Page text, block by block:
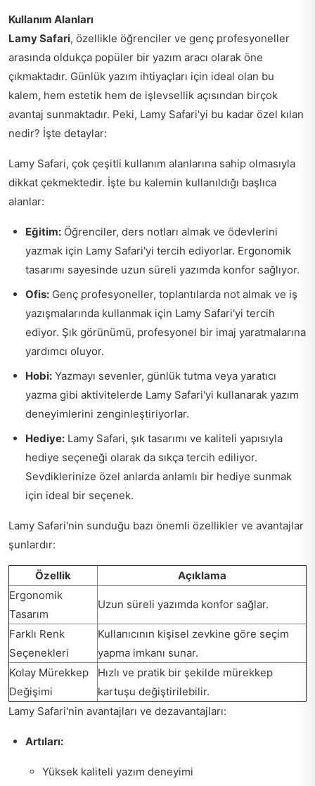
Kullanım Alanları
Lamy Safari, özellikle öğrenciler ve genç profesyoneller
arasında oldukça popüler bir yazım aracı olarak öne
çıkmaktadır. Günlük yazım ihtiyaçları için ideal olan bu
kalem, hem estetik hem de işlevsellik açısından birçok
avantaj sunmaktadır. Peki, Lamy Safari'yi bu kadar özel kılan
nedir? İşte detaylar:
Lamy Safari, çok çeşitli kullanım alanlarına sahip olmasıyla
dikkat çekmektedir. İşte bu kalemin kullanıldığı başlıca
alanlar:
Eğitim: Öğrenciler, ders notları almak ve ödevlerini
yazmak için Lamy Safari'yi tercih ediyorlar. Ergonomik
tasarımı sayesinde uzun süreli yazımda konfor sağlıyor.
Ofis: Genç profesyoneller, toplantılarda not almak ve iş
yazışmalarında kullanmak için Lamy Safari'yi tercih
ediyor. Şık görünümü, profesyonel bir imaj yaratmalarına
yardımcı oluyor.
Hobi: Yazmayı sevenler, günlük tutma veya yaratıcı
yazma gibi aktivitelerde Lamy Safari'yi kullanarak yazım
deneyimlerini zenginleştiriyorlar.
Hediye: Lamy Safari, şık tasarımı ve kaliteli yapısıyla
hediye seçeneği olarak da sıkça tercih ediliyor.
Sevdiklerinize özel anlarda anlamlı bir hediye sunmak
için ideal bir seçenek.
Lamy Safari'nin sunduğu bazı önemli özellikler ve avantajlar
şunlardır:
Özellik
Açıklama
Ergonomik
Tasarım
Uzun süreli yazımda konfor sağlar.
Farklı Renk
Seçenekleri
Kullanıcının kişisel zevkine göre seçim
yapma imkanı sunar.
Kolay Mürekkep
Değişimi
Hızlı ve pratik bir şekilde mürekkep
kartuşu değiştirilebilir.
Lamy Safari'nin avantajları ve dezavantajları:
Artıları:
Yüksek kaliteli yazım deneyimi